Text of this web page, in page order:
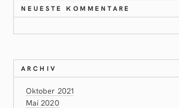
NEUESTE KOMMENTARE
ARCHIV
Oktober 2021
Mai 2020